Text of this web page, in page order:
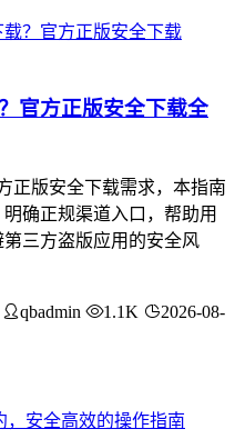
官方正版安全下载全
正版安全下载需求，本指南
确正规渠道入口，帮助用
三方盗版应用的安全风
qbadmin 1.1K
2026-08-